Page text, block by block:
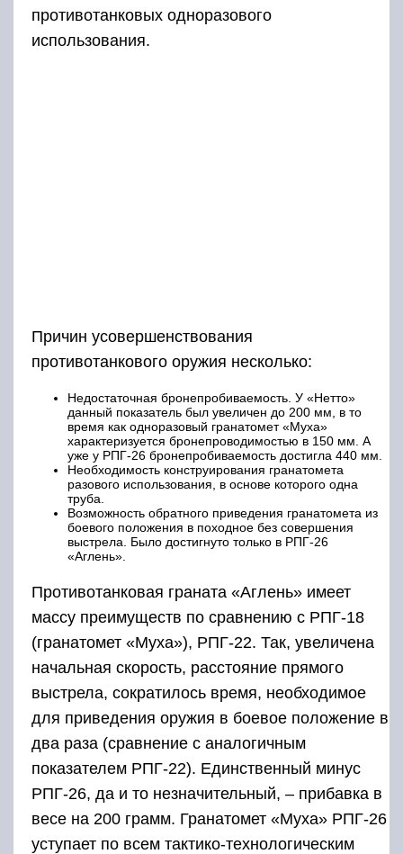
противотанковых одноразового
использования.
Причин усовершенствования
противотанкового оружия несколько:
Недостаточная бронепробиваемость. У «Нетто»
данный показатель был увеличен до 200 мм, в то
время как одноразовый гранатомет «Муха»
характеризуется бронепроводимостью в 150 мм. А
уже у РПГ-26 бронепробиваемость достигла 440 мм.
Необходимость конструирования гранатомета
разового использования, в основе которого одна
труба.
Возможность обратного приведения гранатомета из
боевого положения в походное без совершения
выстрела. Было достигнуто только в РПГ-26
«Аглень».
Противотанковая граната «Аглень» имеет
массу преимуществ по сравнению с РПГ-18
(гранатомет «Муха»), РПГ-22. Так, увеличена
начальная скорость, расстояние прямого
выстрела, сократилось время, необходимое
для приведения оружия в боевое положение в
два раза (сравнение с аналогичным
показателем РПГ-22). Единственный минус
РПГ-26, да и то незначительный, – прибавка в
весе на 200 грамм. Гранатомет «Муха» РПГ-26
уступает по всем тактико-технологическим